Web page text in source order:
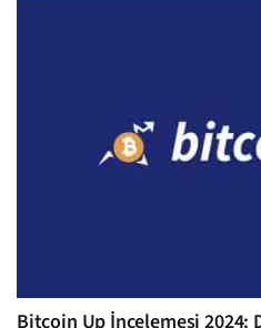
Bitcoin Up İncelemesi 2024: